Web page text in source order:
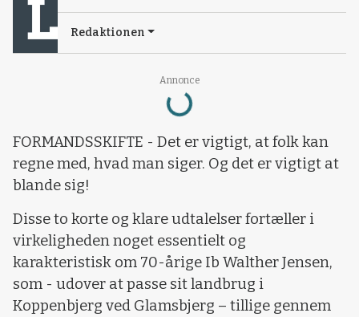
Annonce
Loading...
Redaktionen
FORMANDSSKIFTE - Det er vigtigt, at folk kan
regne med, hvad man siger. Og det er vigtigt at
blande sig!
Disse to korte og klare udtalelser fortæller i
virkeligheden noget essentielt og
karakteristisk om 70-årige Ib Walther Jensen,
som - udover at passe sit landbrug i
Koppenbjerg ved Glamsbjerg – tillige gennem